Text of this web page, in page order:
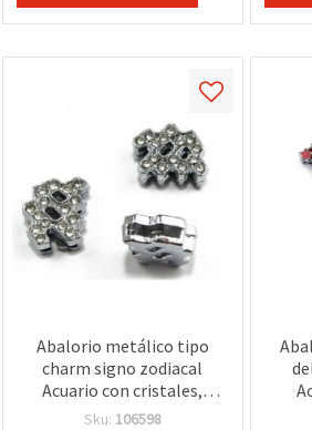
Abalorio metálico tipo
charm signo zodiacal
Acuario con cristales,
color plata, 11 mm,
Sku: 106598